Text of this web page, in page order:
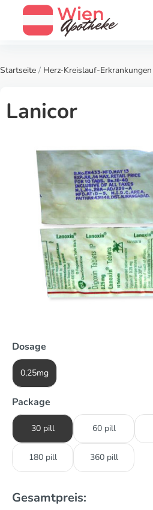
Startseite / Herz-Kreislauf-Erkrankungen
Lanicor
Dosage
0,25mg
Package
30 pill 60 pill
180 pill 360 pill
Gesamtpreis: